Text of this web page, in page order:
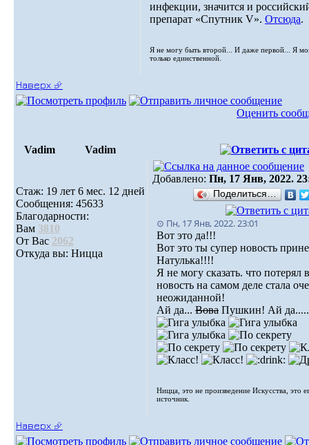
инфекции, значится и
препарат «Cпутник V». Отсюда.
Я не могу быть второй... И даже первой... Я
только единственной.
Наверх ⮵
Оценить
Vadim Vadim
Стаж: 19 лет 6 мес. 12 дней
Сообщения: 45633
Благодарности:
Вам 3810
От Вас 2062
Откуда вы: Ницца
Добавлено: Пн, 17 Янв, 2022.
Поделиться…
⊙ Пн, 17 Янв, 2022. 23:01
Вот это да!!!
Вот это ты супер новость
Натулька!!!!
Я не могу сказать. что потерял
новость на самом деле стала
неожиданной!
Ай да... Вова Пушкин! Ай
Ницца, это не произведение Искусства, это
источник.
Наверх ⮵